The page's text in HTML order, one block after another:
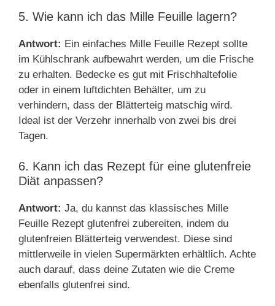
5. Wie kann ich das Mille Feuille lagern?
Antwort: Ein einfaches Mille Feuille Rezept sollte
im Kühlschrank aufbewahrt werden, um die Frische
zu erhalten. Bedecke es gut mit Frischhaltefolie
oder in einem luftdichten Behälter, um zu
verhindern, dass der Blätterteig matschig wird.
Ideal ist der Verzehr innerhalb von zwei bis drei
Tagen.
6. Kann ich das Rezept für eine glutenfreie
Diät anpassen?
Antwort: Ja, du kannst das klassisches Mille
Feuille Rezept glutenfrei zubereiten, indem du
glutenfreien Blätterteig verwendest. Diese sind
mittlerweile in vielen Supermärkten erhältlich. Achte
auch darauf, dass deine Zutaten wie die Creme
ebenfalls glutenfrei sind.